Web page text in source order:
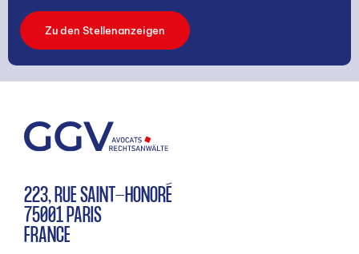
Zu den Stellenanzeigen
223, RUE SAINT-HONORÉ
75001 PARIS
FRANCE